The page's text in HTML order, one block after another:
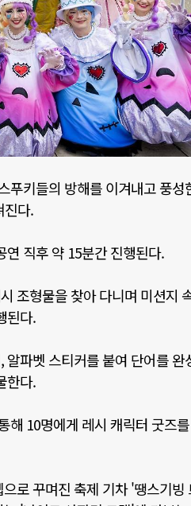
푸키들의 방해를 이겨내고 풍성
진다.
연 직후 약 15분간 진행된다.
조형물을 찾아 다니며 미션지
된다.
,알파벳 스티커를 붙여 단어를 완
한다.
해 10명에게 레시 캐릭터 굿즈
로 꾸며진 축제 기차'땡스기빙